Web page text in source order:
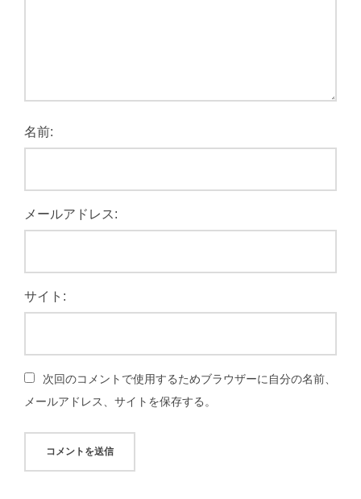
名前:
メールアドレス:
サイト:
次回のコメントで使用するためブラウザーに自分の名前、
メールアドレス、サイトを保存する。